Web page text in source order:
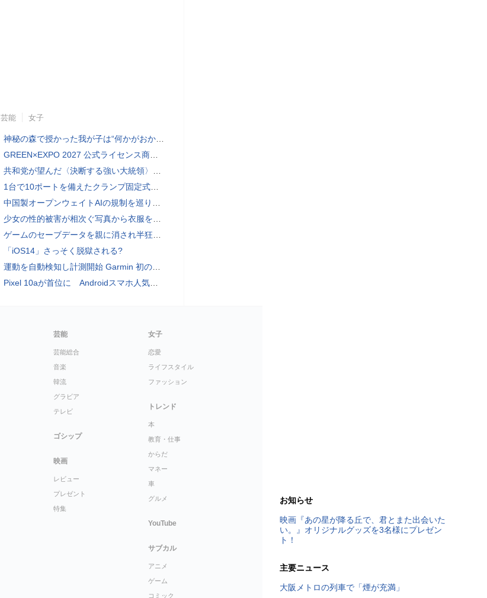
芸能 女子
神秘の森で授かった我が子は“何かがおかしい”『ナイトボーン -夜哭-』本編映像解禁 母の絶叫顔うちわが全国の劇場に［ホラー通信］
GREEN×EXPO 2027 公式ライセンス商品！初の「トゥンクトゥンク」公式LINEスタンプ、販売開始
共和党が望んだ〈決断する強い大統領〉が統治するアメリカの到来──「アメリカン・ドッペルゲンガー」by 池田純一#14
1台で10ポートを備えたクランプ固定式電源タップ「Anker Nano Power Strip (10-in-1, 70W, クランプ式)」レビュー
中国製オープンウェイトAIの規制を巡り、シリコンバレーで意見が二分
少女の性的被害が相次ぐ写真から衣服を剥ぎ取るAIポルノアプリ「ClothOff」の背後にいる人物とは？
ゲームのセーブデータを親に消され半狂乱になった少年
「iOS14」さっそく脱獄される?
運動を自動検知し計測開始 Garmin 初のスマートバンドを発売 10日間のロングバッテリーで手間いらず
Pixel 10aが首位に Androidスマホ人気ランキングTOP10 2026/8/8
お知らせ
映画『あの星が降る丘で、君とまた出会いた
い。』オリジナルグッズを3名様にプレゼン
ト！
主要ニュース
大阪メトロの列車で「煙が充満」
芸能
芸能総合
音楽
韓流
グラビア
テレビ
ゴシップ
映画
レビュー
プレゼント
特集
女子
恋愛
ライフスタイル
ファッション
トレンド
本
教育・仕事
からだ
マネー
車
グルメ
YouTube
サブカル
アニメ
ゲーム
コミック